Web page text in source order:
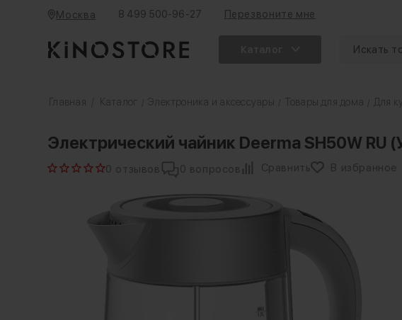
Москва 8 499 500-96-27 Перезвоните мне
Главная Каталог Электроника и аксессуары Товары для дома Для
Электрический чайник Deerma SH50W RU
0 отзывов 0 вопросов Сравнить В избранное